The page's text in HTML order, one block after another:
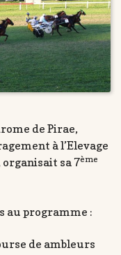
de Pirae,
à l’Elevage
organisait sa 7ème
au programme :
de ambleurs